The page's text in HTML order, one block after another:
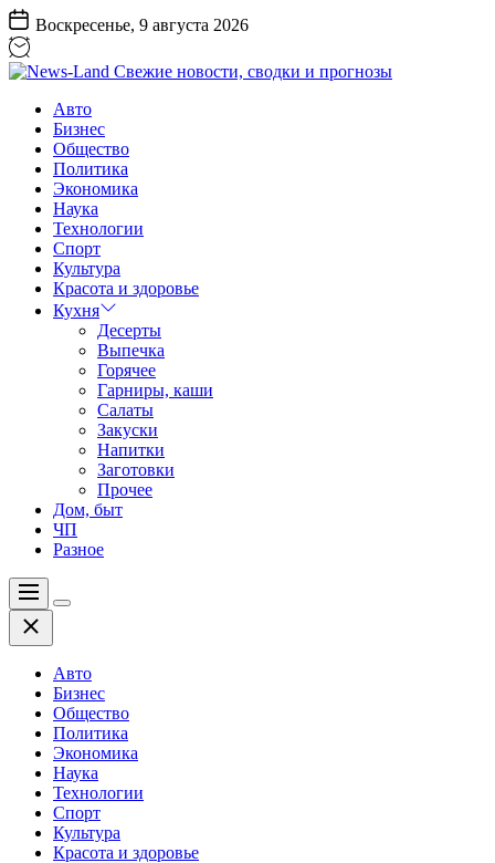
Перейти
к
содержанию
Воскресенье, 9 августа 2026
Land
Свежие
новости,
сводки
прогнозы
Авто
Бизнес
Общество
Политика
Экономика
Наука
Технологии
Спорт
Культура
Красота и здоровье
Кухня
Десерты
Выпечка
Горячее
Гарниры, каши
Салаты
Закуски
Напитки
Заготовки
Прочее
Дом, быт
ЧП
Разное
Меню
Цвет
Закрыть
Авто
Бизнес
Общество
Политика
Экономика
Наука
Технологии
Спорт
Культура
Красота и здоровье